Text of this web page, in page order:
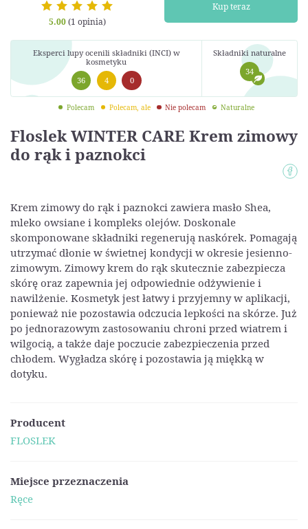
Floslek WINTER CARE Krem zimowy
do rąk i paznokci
5.00(1 opinia)
Kup teraz
Eksperci lupy ocenili składniki (INCI) w
kosmetyku
36
4 0
Składniki naturalne
34
Polecam Polecam, ale Nie polecam Naturalne
Krem zimowy do rąk i paznokci zawiera masło Shea,
mleko owsiane i kompleks olejów. Doskonale
skomponowane składniki regenerują naskórek. Pomagają
utrzymać dłonie w świetnej kondycji w okresie jesienno-
zimowym. Zimowy krem do rąk skutecznie zabezpiecza
skórę oraz zapewnia jej odpowiednie odżywienie i
nawilżenie. Kosmetyk jest łatwy i przyjemny w aplikacji,
ponieważ nie pozostawia odczucia lepkości na skórze. Już
po jednorazowym zastosowaniu chroni przed wiatrem i
wilgocią, a także daje poczucie zabezpieczenia przed
chłodem. Wygładza skórę i pozostawia ją miękką w
dotyku.
Producent
FLOSLEK
Miejsce przeznaczenia
Ręce